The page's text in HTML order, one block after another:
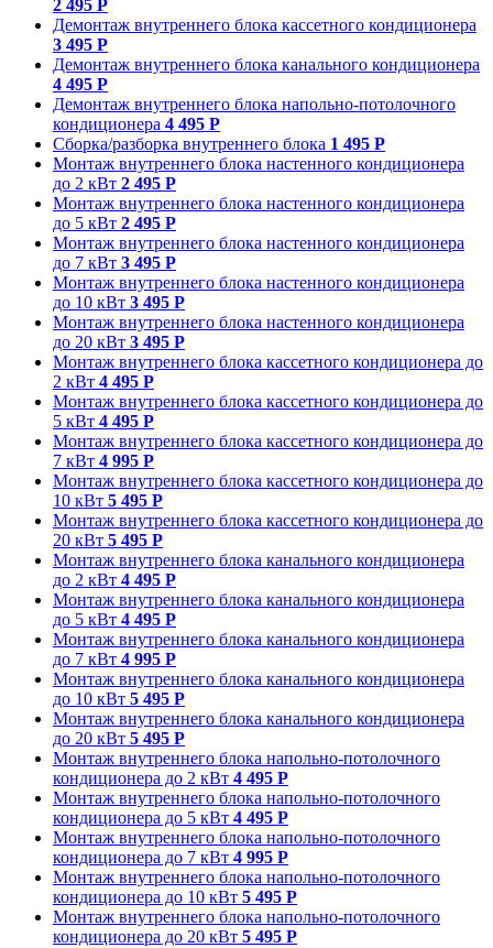
2 495 Р
Демонтаж внутреннего блока кассетного кондиционера
3 495 Р
Демонтаж внутреннего блока канального кондиционера
4 495 Р
Демонтаж внутреннего блока напольно-потолочного
кондиционера 4 495 Р
Сборка/разборка внутреннего блока 1 495 Р
Монтаж внутреннего блока настенного кондиционера
до 2 кВт 2 495 Р
Монтаж внутреннего блока настенного кондиционера
до 5 кВт 2 495 Р
Монтаж внутреннего блока настенного кондиционера
до 7 кВт 3 495 Р
Монтаж внутреннего блока настенного кондиционера
до 10 кВт 3 495 Р
Монтаж внутреннего блока настенного кондиционера
до 20 кВт 3 495 Р
Монтаж внутреннего блока кассетного кондиционера до
2 кВт 4 495 Р
Монтаж внутреннего блока кассетного кондиционера до
5 кВт 4 495 Р
Монтаж внутреннего блока кассетного кондиционера до
7 кВт 4 995 Р
Монтаж внутреннего блока кассетного кондиционера до
10 кВт 5 495 Р
Монтаж внутреннего блока кассетного кондиционера до
20 кВт 5 495 Р
Монтаж внутреннего блока канального кондиционера
до 2 кВт 4 495 Р
Монтаж внутреннего блока канального кондиционера
до 5 кВт 4 495 Р
Монтаж внутреннего блока канального кондиционера
до 7 кВт 4 995 Р
Монтаж внутреннего блока канального кондиционера
до 10 кВт 5 495 Р
Монтаж внутреннего блока канального кондиционера
до 20 кВт 5 495 Р
Монтаж внутреннего блока напольно-потолочного
кондиционера до 2 кВт 4 495 Р
Монтаж внутреннего блока напольно-потолочного
кондиционера до 5 кВт 4 495 Р
Монтаж внутреннего блока напольно-потолочного
кондиционера до 7 кВт 4 995 Р
Монтаж внутреннего блока напольно-потолочного
кондиционера до 10 кВт 5 495 Р
Монтаж внутреннего блока напольно-потолочного
кондиционера до 20 кВт 5 495 Р